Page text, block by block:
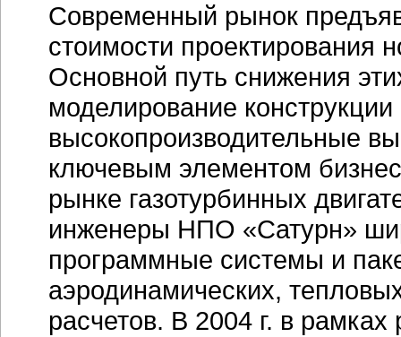
Современный рынок
стоимости проектирования
Основной путь снижения
моделирование
высокопроизводительные
ключевым элементом
рынке газотурбинных
инженеры НПО «Сатурн»
программные системы и
аэродинамических,
расчетов. В 2004 г. в рамках